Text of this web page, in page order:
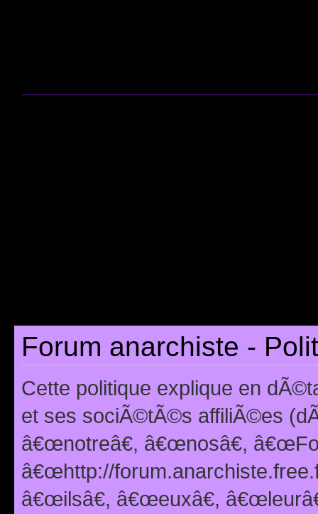
Forum anarchiste -
Cette politique explique en
et ses sociÃ©tÃ©s affiliÃ©es
â€œnotreâ€, â€œnosâ€,
â€œhttp://
â€œilsâ€, â€œeuxâ€,